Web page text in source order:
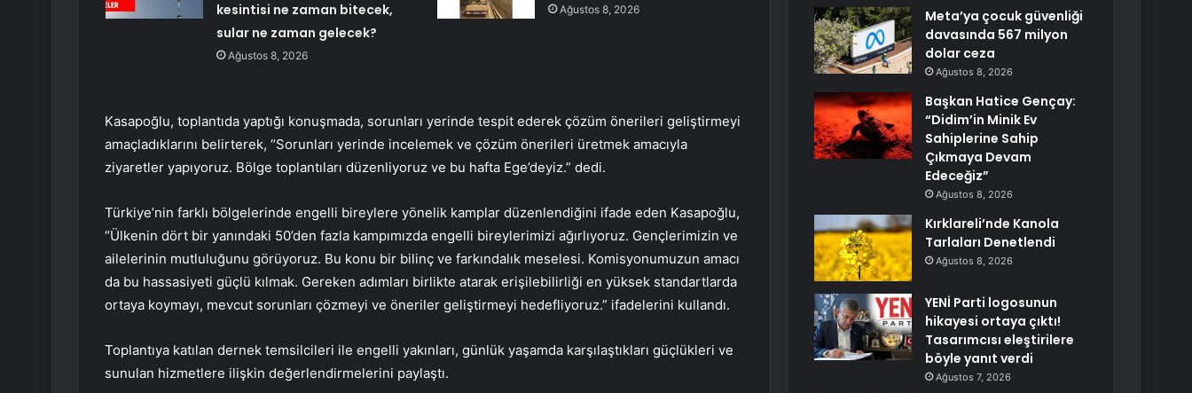
kesintisi ne zaman bitecek,
sular ne zaman gelecek?
Ağustos 8, 2026
Ağustos 8, 2026
Kasapoğlu, toplantıda yaptığı konuşmada, sorunları yerinde tespit ederek çözüm önerileri geliştirmeyi
amaçladıklarını belirterek, “Sorunları yerinde incelemek ve çözüm önerileri üretmek amacıyla
ziyaretler yapıyoruz. Bölge toplantıları düzenliyoruz ve bu hafta Ege’deyiz.” dedi.
Türkiye’nin farklı bölgelerinde engelli bireylere yönelik kamplar düzenlendiğini ifade eden Kasapoğlu,
“Ülkenin dört bir yanındaki 50’den fazla kampımızda engelli bireylerimizi ağırlıyoruz. Gençlerimizin ve
ailelerinin mutluluğunu görüyoruz. Bu konu bir bilinç ve farkındalık meselesi. Komisyonumuzun amacı
da bu hassasiyeti güçlü kılmak. Gereken adımları birlikte atarak erişilebilirliği en yüksek standartlarda
ortaya koymayı, mevcut sorunları çözmeyi ve öneriler geliştirmeyi hedefliyoruz.” ifadelerini kullandı.
Toplantıya katılan dernek temsilcileri ile engelli yakınları, günlük yaşamda karşılaştıkları güçlükleri ve
sunulan hizmetlere ilişkin değerlendirmelerini paylaştı.
Meta’ya çocuk güvenliği
davasında 567 milyon
dolar ceza
Ağustos 8, 2026
Başkan Hatice Gençay:
“Didim’in Minik Ev
Sahiplerine Sahip
Çıkmaya Devam
Edeceğiz”
Ağustos 8, 2026
Kırklareli’nde Kanola
Tarlaları Denetlendi
Ağustos 8, 2026
YENİ Parti logosunun
hikayesi ortaya çıktı!
Tasarımcısı eleştirilere
böyle yanıt verdi
Ağustos 7, 2026